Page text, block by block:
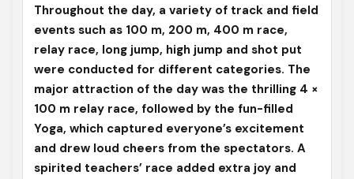
Throughout the day, a variety of track and field
events such as 100 m, 200 m, 400 m race,
relay race, long jump, high jump and shot put
were conducted for different categories. The
major attraction of the day was the thrilling 4 ×
100 m relay race, followed by the fun-filled
Yoga, which captured everyone’s excitement
and drew loud cheers from the spectators. A
spirited teachers’ race added extra joy and